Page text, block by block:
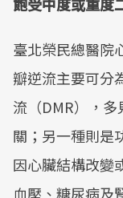
臺北榮民總醫院
瓣逆流主要可分
流（DMR），
關；另一種則是
因心臟結構改變
血壓、糖尿病及